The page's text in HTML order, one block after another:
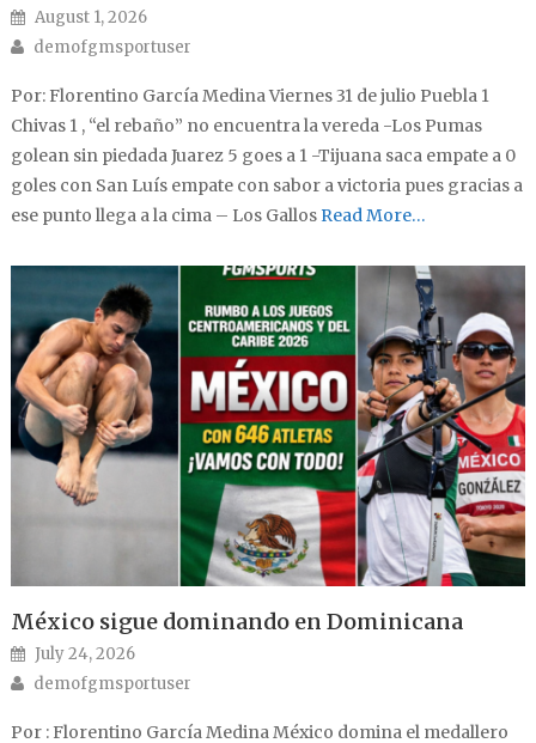
Posted on
August 1, 2026
Author
demofgmsportuser
Por: Florentino García Medina Viernes 31 de julio Puebla 1
Chivas 1 , “el rebaño” no encuentra la vereda -Los Pumas
golean sin piedada Juarez 5 goes a 1 -Tijuana saca empate a 0
goles con San Luís empate con sabor a victoria pues gracias a
ese punto llega a la cima – Los GallosRead More…
México sigue dominando en Dominicana
Posted on
July 24, 2026
Author
demofgmsportuser
Por : Florentino García Medina México domina el medallero